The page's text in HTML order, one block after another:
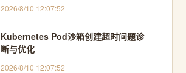
2026/8/10 12:07:52
Kubernetes Pod沙箱创建超时问题诊
断与优化
2026/8/10 12:07:52